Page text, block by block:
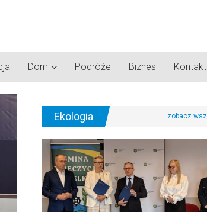
Dom Podróże Biznes Kontakt
Ekologia